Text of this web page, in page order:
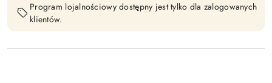
Program lojalnościowy dostępny jest tylko dla zalogowanych
klientów.